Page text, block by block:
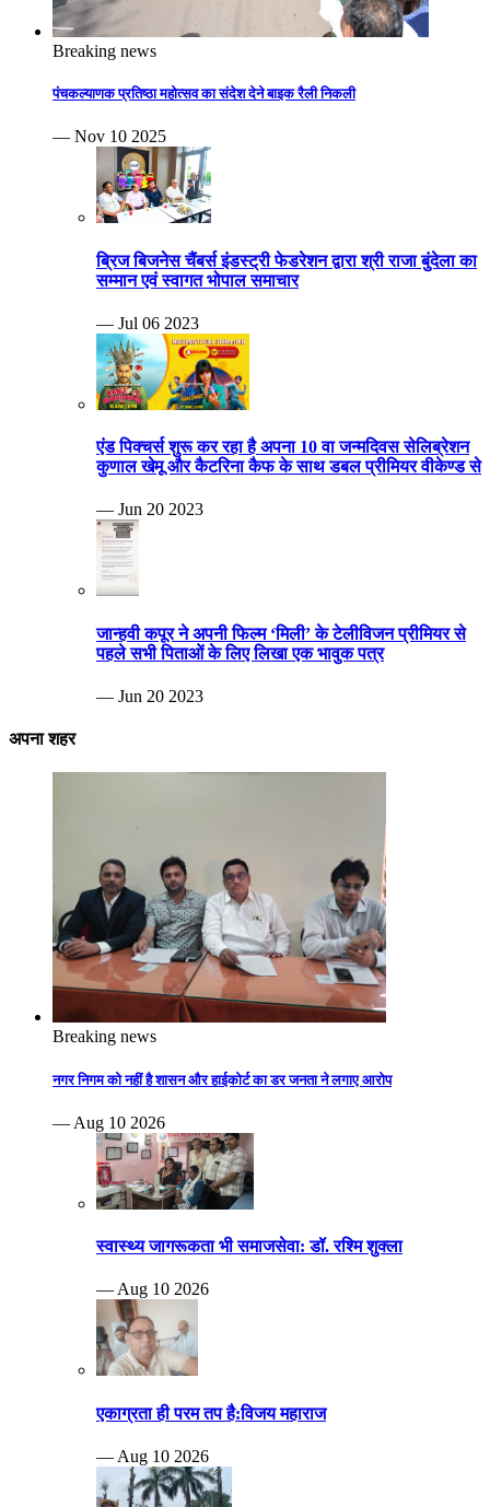
Breaking news
पंचकल्याणक प्रतिष्ठा महोत्सव का संदेश देने बाइक रैली निकली
— Nov 10 2025
ब्रिज बिजनेस चैंबर्स इंडस्ट्री फेडरेशन द्वारा श्री राजा बुंदेला का
सम्मान एवं स्वागत भोपाल समाचार
— Jul 06 2023
एंड पिक्चर्स शुरू कर रहा है अपना 10 वा जन्मदिवस सेलिब्रेशन
कुणाल खेमू और कैटरिना कैफ के साथ डबल प्रीमियर वीकेण्ड से
— Jun 20 2023
जान्हवी कपूर ने अपनी फिल्म ‘मिली’ के टेलीविजन प्रीमियर से
पहले सभी पिताओं के लिए लिखा एक भावुक पत्र
— Jun 20 2023
अपना शहर
Breaking news
नगर निगम को नहीं है शासन और हाईकोर्ट का डर जनता ने लगाए आरोप
— Aug 10 2026
स्वास्थ्य जागरूकता भी समाजसेवा: डॉ. रश्मि शुक्ला
— Aug 10 2026
एकाग्रता ही परम तप है:विजय महाराज
— Aug 10 2026